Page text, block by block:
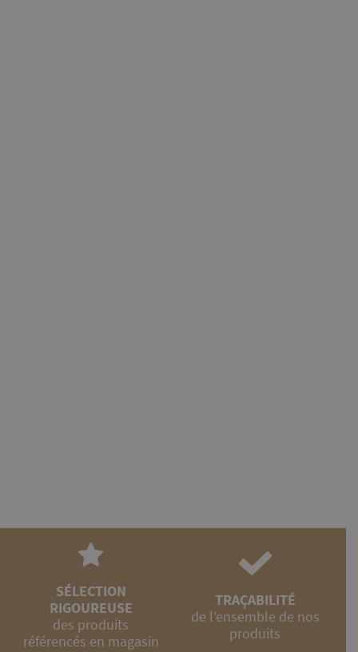
SÉLECTION
RIGOUREUSE
des produits
référencés en magasin
TRAÇABILITÉ
de l’ensemble de nos
produits